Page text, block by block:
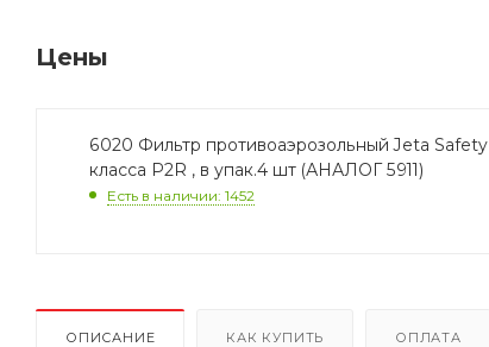
Цены
6020 Фильтр противоаэрозольный Jeta Safety
класса Р2R , в упак.4 шт (АНАЛОГ 5911)
Есть в наличии: 1452
ОПИСАНИЕ КАК КУПИТЬ ОПЛАТА